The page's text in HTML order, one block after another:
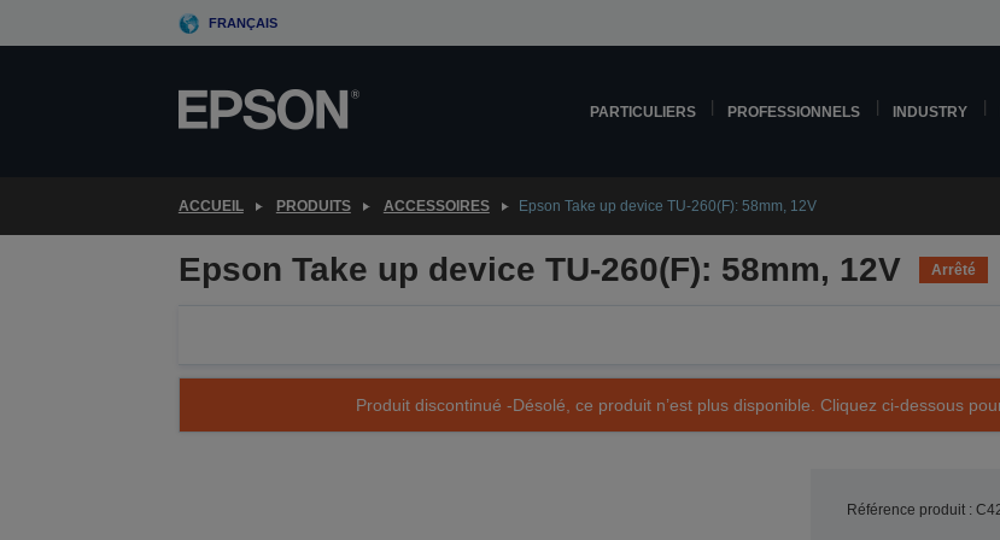
to
FRANÇAIS
PARTICULIERS PROFESSIONNELS INDUSTRY
ACCUEIL PRODUITS ACCESSOIRES Epson Take up device TU-260(F): 58mm, 12V
Epson Take up device TU-260(F): 58mm, 12V Arrêté
Produit discontinué -Désolé, ce produit n’est plus disponible. Cliquez ci-dessous
Référence produit :